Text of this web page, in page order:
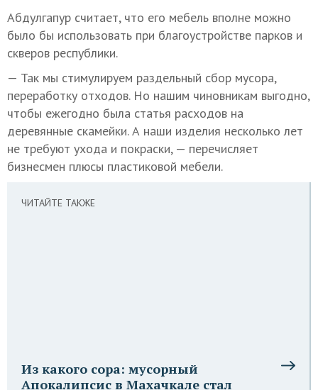
Абдулгапур считает, что его мебель вполне можно
было бы использовать при благоустройстве парков и
скверов республики.
— Так мы стимулируем раздельный сбор мусора,
переработку отходов. Но нашим чиновникам выгодно,
чтобы ежегодно была статья расходов на
деревянные скамейки. А наши изделия несколько лет
не требуют ухода и покраски, — перечисляет
бизнесмен плюсы пластиковой мебели.
ЧИТАЙТЕ ТАКЖЕ
Из какого сора: мусорный
Апокалипсис в Махачкале стал